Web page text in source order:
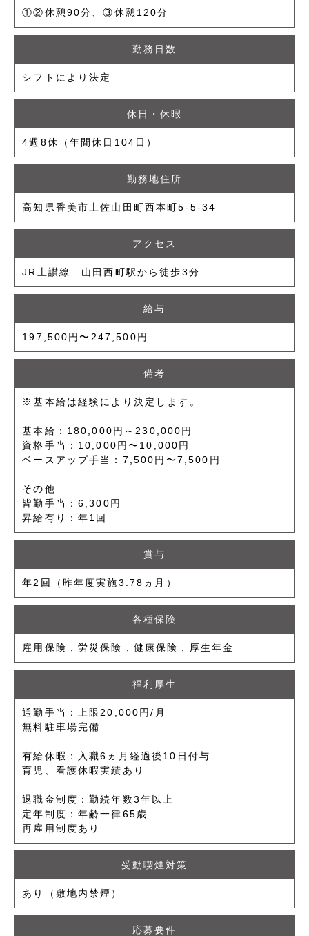
①②休憩90分、③休憩120分
勤務日数
シフトにより決定
休日・休暇
4週8休（年間休日104日）
勤務地住所
高知県香美市土佐山田町西本町5-5-34
アクセス
JR土讃線 山田西町駅から徒歩3分
給与
197,500円〜247,500円
備考
※基本給は経験により決定します。
基本給：180,000円～230,000円
資格手当：10,000円〜10,000円
ベースアップ手当：7,500円〜7,500円
その他
皆勤手当：6,300円
昇給有り：年1回
賞与
年2回（昨年度実施3.78ヵ月）
各種保険
雇用保険，労災保険，健康保険，厚生年金
福利厚生
通勤手当：上限20,000円/月
無料駐車場完備
有給休暇：入職6ヵ月経過後10日付与
育児、看護休暇実績あり
退職金制度：勤続年数3年以上
定年制度：年齢一律65歳
再雇用制度あり
受動喫煙対策
あり（敷地内禁煙）
応募要件